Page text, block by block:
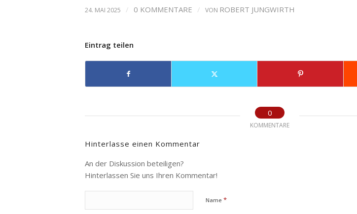
24. MAI 2025 / 0 KOMMENTARE / VON ROBERT JUNGWIRTH
Eintrag teilen
0
KOMMENTARE
Hinterlasse einen Kommentar
An der Diskussion beteiligen?
Hinterlassen Sie uns Ihren Kommentar!
Name *